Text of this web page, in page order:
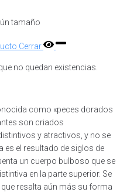
tamaño
Cerrar
no quedan existencias.
como «peces dorados
son criados
y atractivos, y no se
es el resultado de siglos de
un cuerpo bulboso que se
en la parte superior. Se
resalta aún más su forma